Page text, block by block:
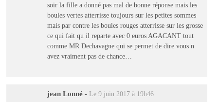
soir la fille a donné pas mal de bonne réponse mais les
boules vertes atterrisse toujours sur les petites sommes
mais par contre les boules rouges atterrisse sur les grosse
ce qui fait qu il reparte avec 0 euros AGACANT tout
comme MR Dechavagne qui se permet de dire vous n
avez vraiment pas de chance…
jean Lonné - Le 9 juin 2017 à 19h46